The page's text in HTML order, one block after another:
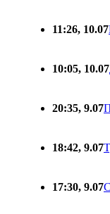
11:26, 10.07
10:05, 10.07
20:35, 9.07
18:42, 9.07
17:30, 9.07